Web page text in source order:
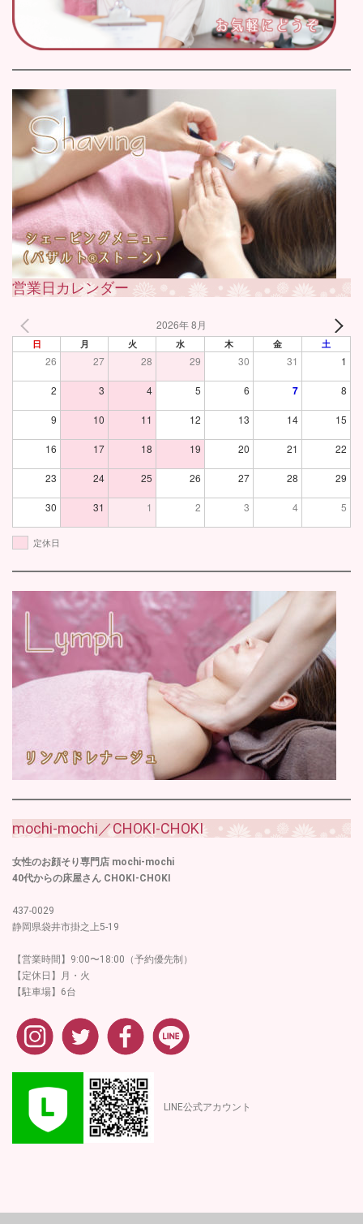
営業日カレンダー
2026年 8月
日 月 火 水 木 金 土
26 27 28 29 30 31 1
2 3 4 5 6 7 8
9 10 11 12 13 14 15
16 17 18 19 20 21 22
23 24 25 26 27 28 29
30 31 1 2 3 4 5
定休日
mochi-mochi／CHOKI-CHOKI
女性のお顔そり専門店 mochi-mochi
40代からの床屋さん CHOKI-CHOKI
437-0029
静岡県袋井市掛之上5-19
【営業時間】9:00〜18:00（予約優先制）
【定休日】月・火
【駐車場】6台
LINE公式アカウント